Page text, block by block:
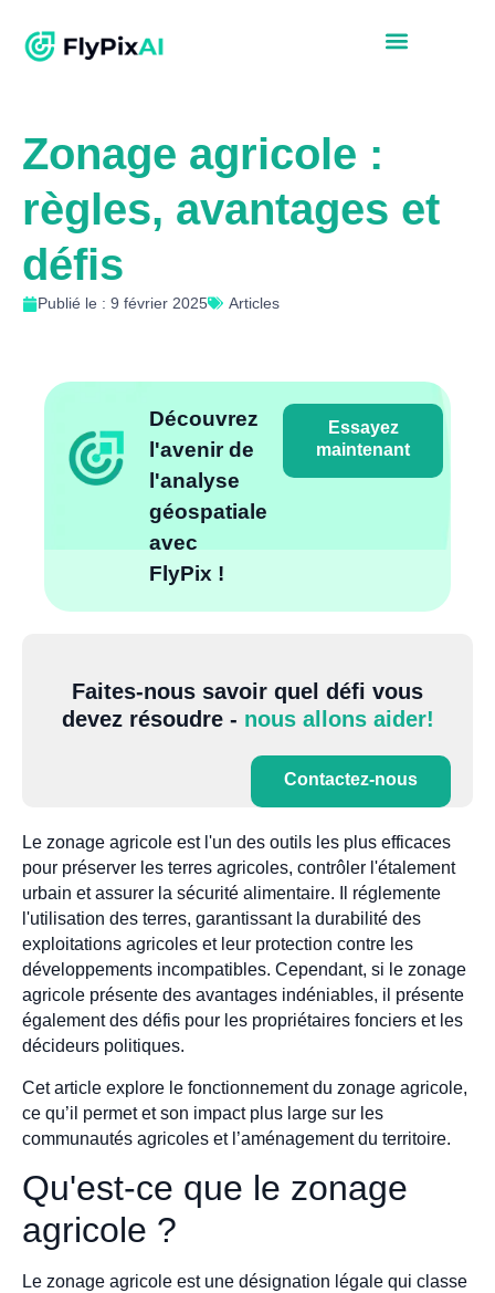
Zonage agricole :
règles, avantages et
défis
Publié le : 9 février 2025 Articles
Découvrez
l'avenir de
l'analyse
géospatiale
avec
FlyPix !
Essayez
maintenant
Faites-nous savoir quel défi vous
devez résoudre - nous allons aider!
Contactez-nous
Le zonage agricole est l'un des outils les plus efficaces
pour préserver les terres agricoles, contrôler l'étalement
urbain et assurer la sécurité alimentaire. Il réglemente
l'utilisation des terres, garantissant la durabilité des
exploitations agricoles et leur protection contre les
développements incompatibles. Cependant, si le zonage
agricole présente des avantages indéniables, il présente
également des défis pour les propriétaires fonciers et les
décideurs politiques.
Cet article explore le fonctionnement du zonage agricole,
ce qu’il permet et son impact plus large sur les
communautés agricoles et l’aménagement du territoire.
Qu'est-ce que le zonage
agricole ?
Le zonage agricole est une désignation légale qui classe